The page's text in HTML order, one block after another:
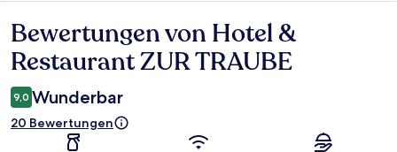
Bewertungen
Bewertungen von Hotel &
Restaurant ZUR TRAUBE
9,0 Wunderbar
20 Bewertungen